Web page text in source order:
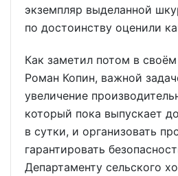
экземпляр выделанной
по достоинству оценили
Как заметил потом в
Роман Копин, важной
увеличение
который пока выпускает
в сутки, и организовать
гарантировать
Департаменту сельского